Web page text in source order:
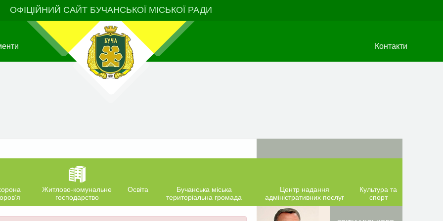
ОФІЦІЙНИЙ САЙТ БУЧАНСЬКОЇ МІСЬКОЇ РАДИ
Контакти
Житлово-комунальне
господарство
Освіта
Бучанська міська
територіальна громада
Центр надання
адміністративних послуг
Культура та
спорт